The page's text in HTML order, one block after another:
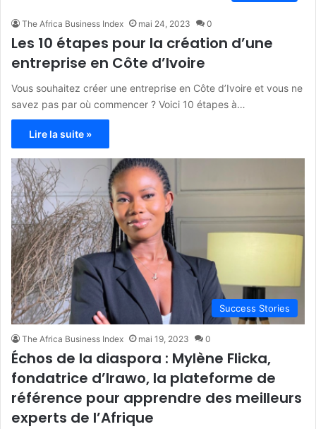
The Africa Business Index mai 24, 2023 0
Les 10 étapes pour la création d’une
entreprise en Côte d’Ivoire
Vous souhaitez créer une entreprise en Côte d’Ivoire et vous ne
savez pas par où commencer ? Voici 10 étapes à…
Lire la suite »
Success Stories
The Africa Business Index mai 19, 2023 0
Échos de la diaspora : Mylène Flicka,
fondatrice d’Irawo, la plateforme de
référence pour apprendre des meilleurs
experts de l’Afrique